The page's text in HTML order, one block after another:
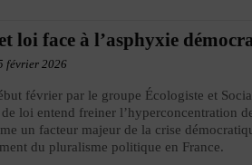
loi face à l’asphyxie
février 2026
février par le groupe Écologiste et
loi entend freiner l’hyperconcentration
un facteur majeur de la crise
du pluralisme politique en France.